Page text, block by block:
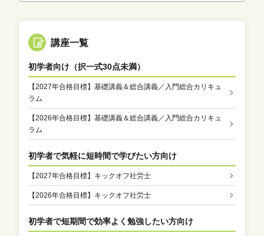
講座一覧
初学者向け（択一式30点未満）
【2027年合格目標】基礎講義＆総合講義／入門総合カリキュ
ラム
【2026年合格目標】基礎講義＆総合講義／入門総合カリキュ
ラム
初学者で気軽に短時間で学びたい方向け
【2027年合格目標】キックオフ社労士
【2026年合格目標】キックオフ社労士
初学者で短期間で効率よく勉強したい方向け